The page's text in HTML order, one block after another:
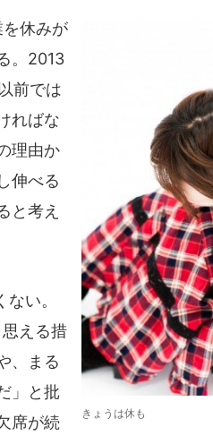
きょうは休も
休みが
。2013
前では
ればな
理由か
伸べる
と考え
い。
える措
、まる
」と批
席が続